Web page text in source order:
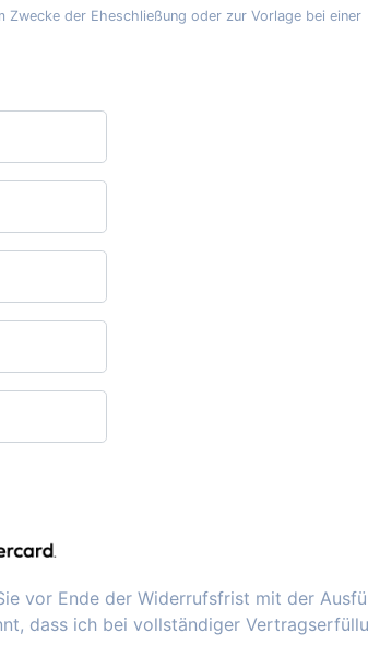
Zwecke der Eheschließung oder zur Vorlage bei einer
vor Ende der Widerrufsfrist mit der
dass ich bei vollständiger